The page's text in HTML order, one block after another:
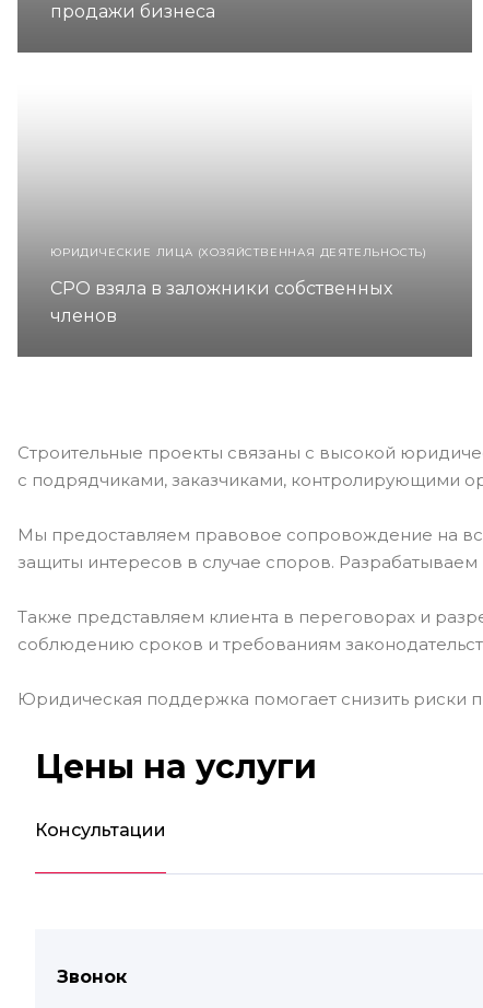
продажи бизнеса
ЮРИДИЧЕСКИЕ ЛИЦА (ХОЗЯЙСТВЕННАЯ ДЕЯТЕЛЬНОСТЬ)
СРО взяла в заложники собственных
членов
Строительные проекты связаны с высокой
с подрядчиками, заказчиками, контролирующими
Мы предоставляем правовое сопровождение на
защиты интересов в случае споров.
Также представляем клиента в переговорах и
соблюдению сроков и требованиям
Юридическая поддержка помогает снизить риски
Цены на услуги
Консультации
Звонок